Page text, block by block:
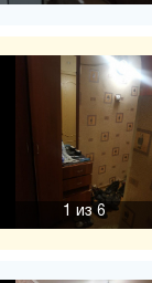
1 из 6